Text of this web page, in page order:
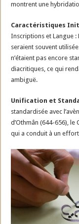
montrent une
Caractéristiques
Inscriptions et Langue :
seraient souvent
n’étaient pas encore
diacritiques, ce qui
ambiguë.
Unification et
standardisée avec
d’Othmân (644-656),
qui a conduit à un